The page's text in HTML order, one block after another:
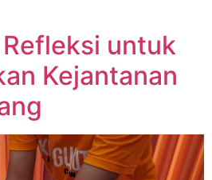
untuk
Kejantanan